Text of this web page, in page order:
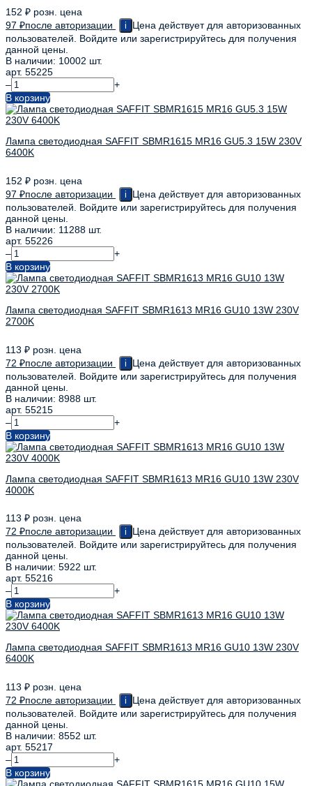
152 ₽ розн. цена
97 ₽после авторизации i
Цена действует для авторизованных
пользователей. Войдите или зарегистрируйтесь для получения
данной цены.
В наличии: 10002 шт.
арт. 55225
–
+
В корзину
Лампа светодиодная SAFFIT SBMR1615 MR16 GU5.3 15W 230V
6400K
152 ₽ розн. цена
97 ₽после авторизации i
Цена действует для авторизованных
пользователей. Войдите или зарегистрируйтесь для получения
данной цены.
В наличии: 11288 шт.
арт. 55226
–
+
В корзину
Лампа светодиодная SAFFIT SBMR1613 MR16 GU10 13W 230V
2700K
113 ₽ розн. цена
72 ₽после авторизации i
Цена действует для авторизованных
пользователей. Войдите или зарегистрируйтесь для получения
данной цены.
В наличии: 8988 шт.
арт. 55215
–
+
В корзину
Лампа светодиодная SAFFIT SBMR1613 MR16 GU10 13W 230V
4000K
113 ₽ розн. цена
72 ₽после авторизации i
Цена действует для авторизованных
пользователей. Войдите или зарегистрируйтесь для получения
данной цены.
В наличии: 5922 шт.
арт. 55216
–
+
В корзину
Лампа светодиодная SAFFIT SBMR1613 MR16 GU10 13W 230V
6400K
113 ₽ розн. цена
72 ₽после авторизации i
Цена действует для авторизованных
пользователей. Войдите или зарегистрируйтесь для получения
данной цены.
В наличии: 8552 шт.
арт. 55217
–
+
В корзину